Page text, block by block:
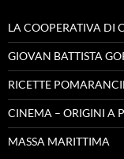
LA COOPERATIVA DI
GIOVAN BATTISTA
RICETTE
CINEMA – ORIGINI A
MASSA MARITTIMA